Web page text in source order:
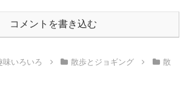
コメントを書き込む
味いろいろ 散歩とジョギング
散